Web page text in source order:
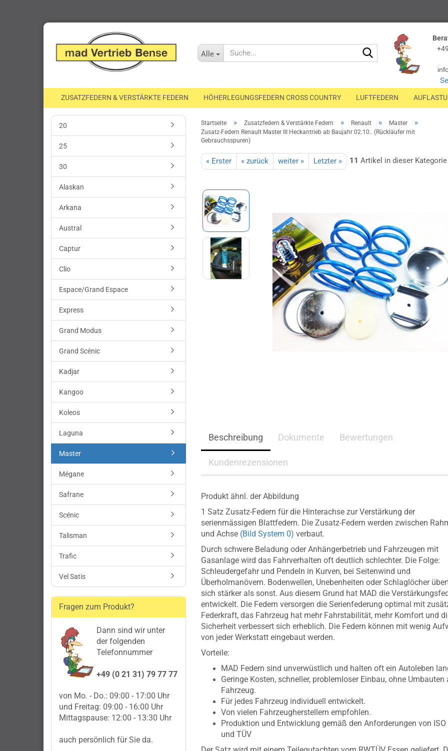
Alle
Suche...
ZUSATZFEDERN & VERSTÄRKTE FEDERN HÖHERLEGUNGSFEDERN CROSS COUNTRY LUFTFEDERN
Startseite » Zusatzfedern & Verstärkte Federn » Renault » Master »
Zusatz-Federn Renault Master III Heckantrieb ab Baujahr 02.10.. (Rückläufer mit
Gebrauchsspuren)
« Erster « zurück weiter » Letzter » 11 Artikel in dieser Kategorie
Beschreibung Dokumente Bewertungen
Kundenrezensionen
Produkt ähnl. der Abbildung
1 Satz Zusatz-Federn für die Hinterachse zur Verstärkung der
serienmässigen Blattfedern. Die Zusatz-Federn werden zwischen
und Achse (Bild System 0) verbaut.
Durch schwere Beladung oder Anhängerbetrieb und Fahrzeugen mit
Gasanlage wird das Fahrverhalten oft deutlich schlechter. Die Folge:
Schleudergefahr und Pendeln in Kurven, bei Seitenwind und
Überholmanövern. Bodenwellen, Unebenheiten oder Schlaglöcher
sich stärker als sonst. Aus diesem Grund hat MAD die
entwickelt. Die Federn versorgen die Serienfederung optimal mit
Federkraft, das Fahrzeug hat mehr Fahrstabilität, mehr Komfort und
Sicherheit verbessert sich erheblich. Die Federn können mit wenig
von jeder Werkstatt eingebaut werden.
Vorteile:
MAD Federn sind unverwüstlich und halten oft ein Autoleben
Geringe Kosten, schneller, problemloser Einbau, ohne Umbauten
Fahrzeug.
Für jedes Fahrzeug individuell entwickelt.
Von vielen Fahrzeugherstellern empfohlen.
Produktion und Entwicklung gemäß den Anforderungen von ISO
und TÜV
20
25
30
Alaskan
Arkana
Austral
Captur
Clio
Espace/Grand Espace
Express
Grand Modus
Grand Scénic
Kadjar
Kangoo
Koleos
Laguna
Master
Mégane
Safrane
Scénic
Talisman
Trafic
Vel Satis
Fragen zum Produkt?
Dann sind wir unter
der folgenden
Telefonnummer
+49 (0 21 31) 79 77 77
von Mo. - Do.: 09:00 - 17:00 Uhr
und Freitag: 09:00 - 16:00 Uhr
Mittagspause: 12:00 - 13:30 Uhr
auch persönlich für Sie da.